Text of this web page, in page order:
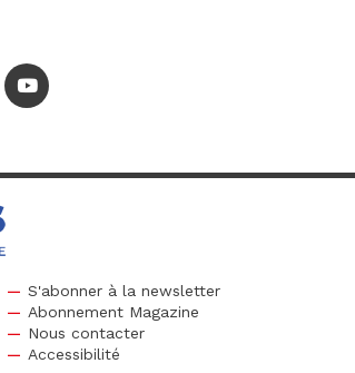
S'abonner à la newsletter
Abonnement Magazine
Nous contacter
Accessibilité